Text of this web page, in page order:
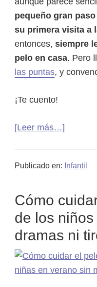
pequeño gran paso
su primera visita a
entonces, siempre
pelo en casa. Pero
las puntas, y
¡Te cuento!
[Leer más…]
corte
pelo:
cómo
a
la
crisis
Publicado en: Infantil
Cómo
de los
dramas ni